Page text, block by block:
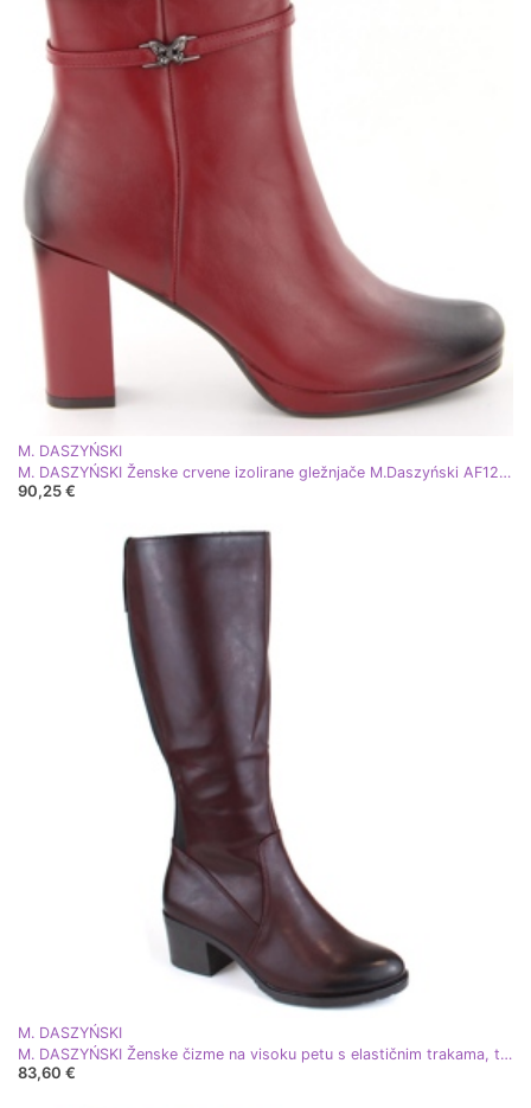
M. DASZYŃSKI
M. DASZYŃSKI Ženske crvene izolirane gležnjače M.Daszyński AF125-22 crvena
90,25 €
M. DASZYŃSKI
M. DASZYŃSKI Ženske čizme na visoku petu s elastičnim trakama, tople, bordo M.Daszyński SA128-36 crvena
83,60 €